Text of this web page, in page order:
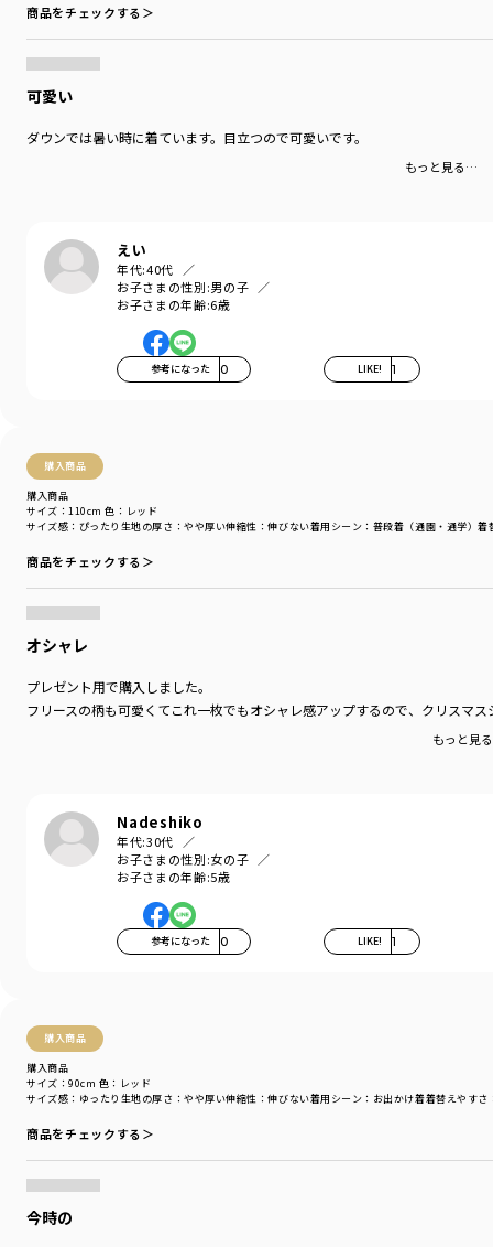
商品をチェックする＞
可愛い
ダウンでは暑い時に着ています。目立つので可愛いです。
もっと見る…
えい
年代:40代
お子さまの性別:男の子
お子さまの年齢:6歳
参考になった 0 LIKE! 1
購入商品
購入商品
サイズ感 ：ぴったり 生地の厚さ ：やや厚い伸縮性 ：伸びない着用シーン ：普段着（通園・通学）着
サイズ：110cm 色：レッド
商品をチェックする＞
オシャレ
プレゼント用で購入しました。
フリースの柄も可愛くてこれ一枚でもオシャレ感アップするので、クリスマ
もっと見
Nadeshiko
年代:30代
お子さまの性別:女の子
お子さまの年齢:5歳
参考になった 0 LIKE! 1
購入商品
購入商品
サイズ感 ：ゆったり 生地の厚さ ：やや厚い伸縮性 ：伸びない着用シーン ：お出かけ着着替えやすさ
サイズ：90cm 色：レッド
商品をチェックする＞
今時の
重宝してくれるデザインになっています。
寒くなったらアウターのインナーとして着用すると
フリース素材なので保温効果があります。
-----
カテゴリ
カラー
／レッド
性別タイプ
／ BOY
／ 11-3410-389